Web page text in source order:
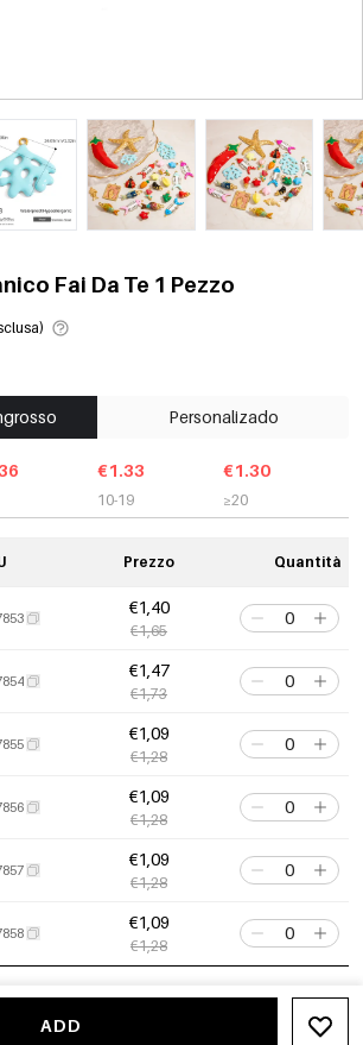
Fai Da Te 1 Pezzo
Personalizado
€1.33
10-19
€1.30
≥20
Prezzo Quantità
€1,40
€1,65
€1,47
€1,73
€1,09
€1,28
€1,09
€1,28
€1,09
€1,28
€1,09
€1,28
ADD